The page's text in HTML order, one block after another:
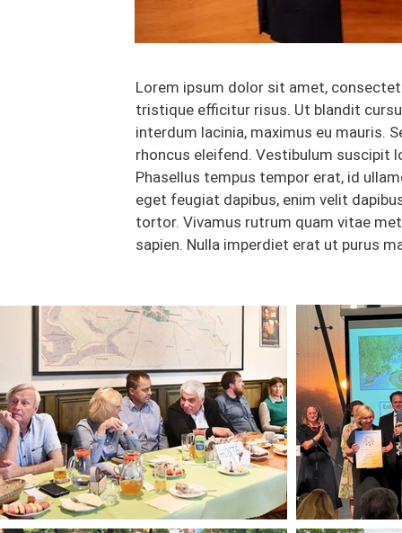
Lorem ipsum dolor sit amet,
tristique efficitur risus. Ut blandit
interdum lacinia, maximus eu mauris.
rhoncus eleifend. Vestibulum suscipit
Phasellus tempus tempor erat, id
eget feugiat dapibus, enim velit
tortor. Vivamus rutrum quam vitae
sapien. Nulla imperdiet erat ut purus